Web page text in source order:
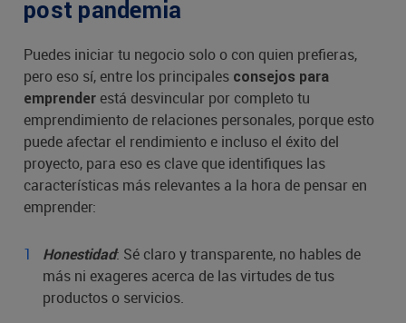
post pandemia
Puedes iniciar tu negocio solo o con quien prefieras,
pero eso sí, entre los principales consejos para
emprender está desvincular por completo tu
emprendimiento de relaciones personales, porque esto
puede afectar el rendimiento e incluso el éxito del
proyecto, para eso es clave que identifiques las
características más relevantes a la hora de pensar en
emprender:
Honestidad: Sé claro y transparente, no hables de
más ni exageres acerca de las virtudes de tus
productos o servicios.